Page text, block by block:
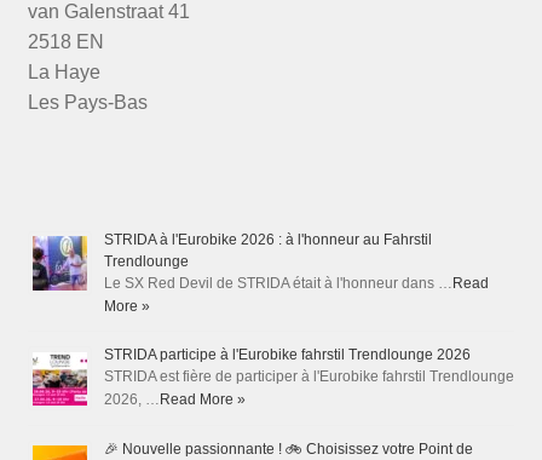
van Galenstraat 41
2518 EN
La Haye
Les Pays-Bas
STRIDA à l'Eurobike 2026 : à l'honneur au Fahrstil
Trendlounge
Le SX Red Devil de STRIDA était à l'honneur dans … Read
More »
STRIDA participe à l'Eurobike fahrstil Trendlounge 2026
STRIDA est fière de participer à l'Eurobike fahrstil Trendlounge
2026, … Read More »
🎉 Nouvelle passionnante ! 🚲 Choisissez votre Point de